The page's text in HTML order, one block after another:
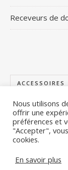
Receveurs de
ACCESSOIRES
PANNEAUX
RECEVEURS
Nous utilisons
offrir une
préférences et
"Accepter",
cookies.
En savoir plus